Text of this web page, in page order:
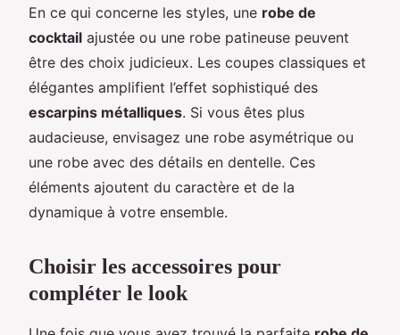
En ce qui concerne les styles, une robe de
cocktail ajustée ou une robe patineuse peuvent
être des choix judicieux. Les coupes classiques et
élégantes amplifient l’effet sophistiqué des
escarpins métalliques. Si vous êtes plus
audacieuse, envisagez une robe asymétrique ou
une robe avec des détails en dentelle. Ces
éléments ajoutent du caractère et de la
dynamique à votre ensemble.
Choisir les accessoires pour
compléter le look